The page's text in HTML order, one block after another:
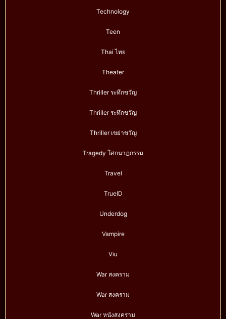
Technology
Teen
Thai ไทย
Theater
Thriller ระทึกขวัญ
Thriller ระทึกขวัญ
Thriller เขย่าขวัญ
Tragedy โศกนาฏกรรม
Travel
TrueID
Underdog
Vampire
Viu
War สงคราม
War สงคราม
War หนังสงคราม